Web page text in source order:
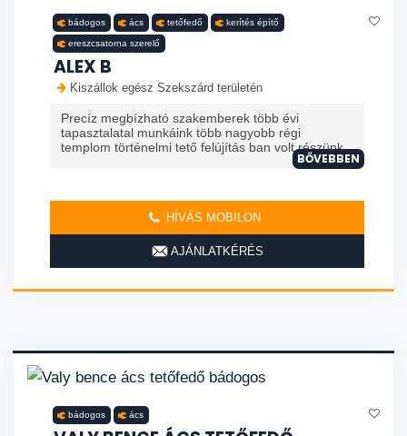
bádogos ács tetőfedő kerítés építő
ereszcsatorna szerelő
ALEX B
Kiszállok egész Szekszárd területén
Precíz megbízható szakemberek több évi
tapasztalatal munkáink több nagyobb régi
templom történelmi tető felújítás ban volt részünk
BŐVEBBEN
HÍVÁS MOBILON
AJÁNLATKÉRÉS
bádogos ács